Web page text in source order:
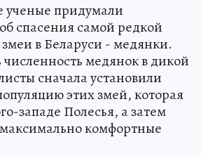
ученые придумали
спасения самой редкой
в Беларуси - медянки.
медянок в дикой
сначала установили
этих змей, которая
западе Полесья, а затем
комфортные